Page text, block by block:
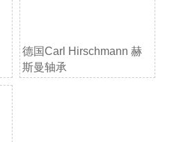
德国Carl Hirschmann 赫
斯曼轴承